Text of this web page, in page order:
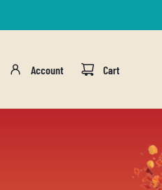
Account Cart